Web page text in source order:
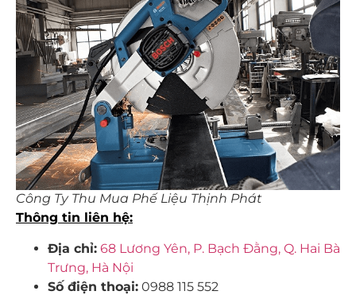
Công Ty Thu Mua Phế Liệu Thịnh Phát
Thông tin liên hệ:
Địa chỉ: 68 Lương Yên, P. Bạch Đằng, Q. Hai Bà
Trưng, Hà Nội
Số điện thoại: 0988 115 552